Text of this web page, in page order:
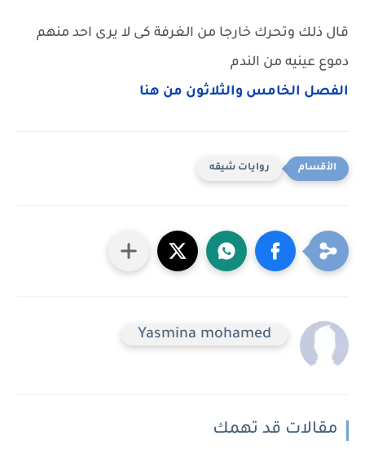
قال ذلك وتحرك خارجا من الغرفة كى لا يرى احد منهم
دموع عينيه من الندم
الفصل الخامس والثلاثون من هنا
روايات شيقه
Yasmina mohamed
مقالات قد تهمك